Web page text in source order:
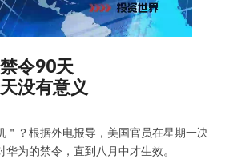
令90天
没有意义
＂？根据外电报导，美国官员在星期一决
为的禁令，直到八月中才生效。